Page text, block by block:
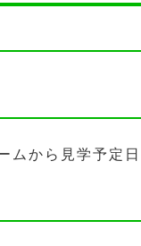
から見学予定